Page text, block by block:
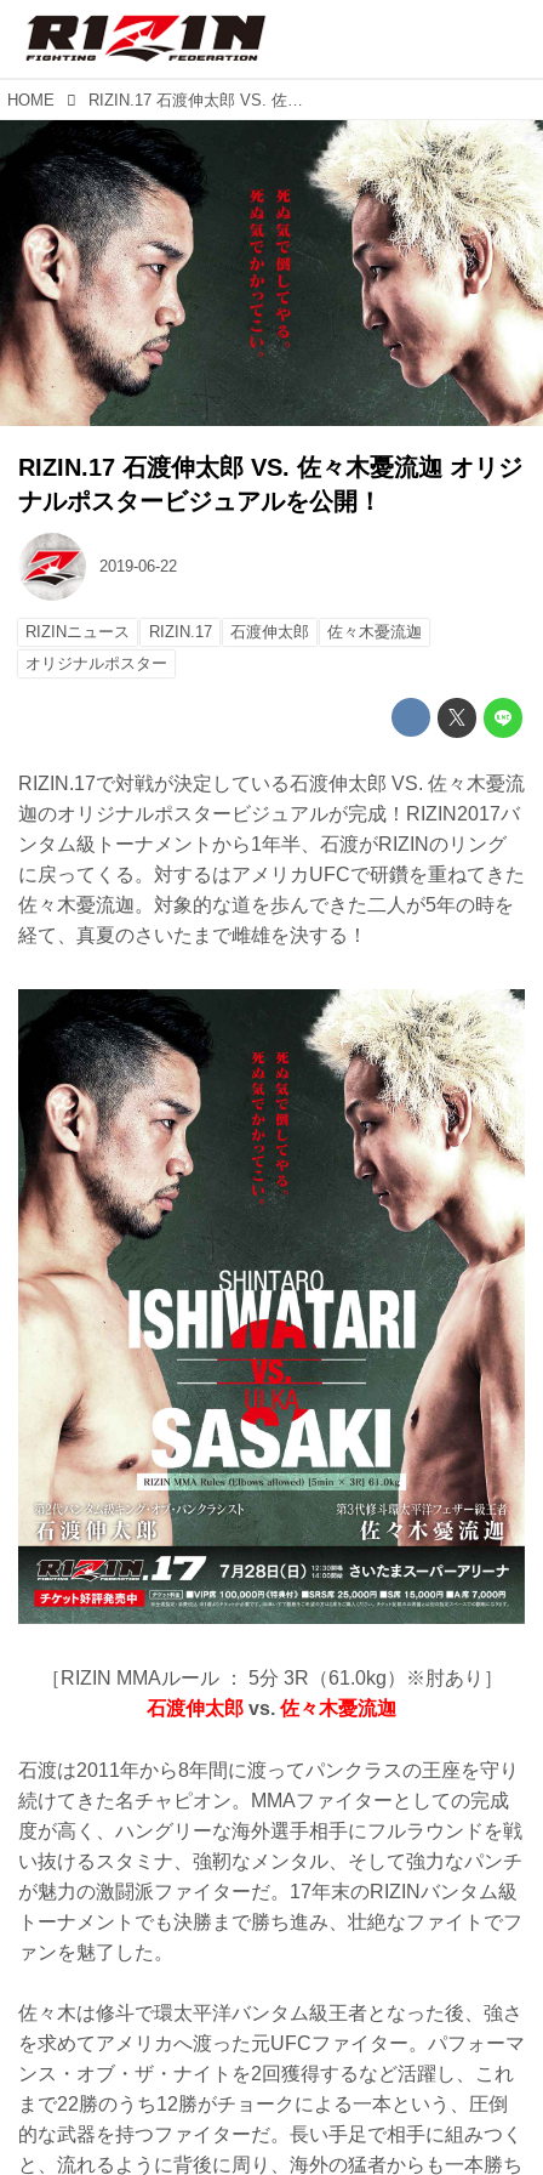
HOME RIZIN.17 石渡伸太郎 VS. 佐々木憂流迦 オリジナルポスタービジュアルを公開！
RIZIN.17 石渡伸太郎 VS. 佐々木憂流迦 オリジ
ナルポスタービジュアルを公開！
2019-06-22
RIZINニュース RIZIN.17 石渡伸太郎
佐々木憂流迦
オリジナルポスター
RIZIN.17で対戦が決定している石渡伸太郎 VS. 佐々木憂流
迦のオリジナルポスタービジュアルが完成！RIZIN2017バ
ンタム級トーナメントから1年半、石渡がRIZINのリング
に戻ってくる。対するはアメリカUFCで研鑽を重ねてきた
佐々木憂流迦。対象的な道を歩んできた二人が5年の時を
経て、真夏のさいたまで雌雄を決する！
［RIZIN MMAルール ： 5分 3R（61.0kg）※肘あり］
石渡伸太郎 vs. 佐々木憂流迦
石渡は2011年から8年間に渡ってパンクラスの王座を守り
続けてきた名チャピオン。MMAファイターとしての完成
度が高く、ハングリーな海外選手相手にフルラウンドを戦
い抜けるスタミナ、強靭なメンタル、そして強力なパンチ
が魅力の激闘派ファイターだ。17年末のRIZINバンタム級
トーナメントでも決勝まで勝ち進み、壮絶なファイトでフ
ァンを魅了した。
佐々木は修斗で環太平洋バンタム級王者となった後、強さ
を求めてアメリカへ渡った元UFCファイター。パフォーマ
ンス・オブ・ザ・ナイトを2回獲得するなど活躍し、これ
まで22勝のうち12勝がチョークによる一本という、圧倒
的な武器を持つファイターだ。長い手足で相手に組みつく
と、流れるように背後に周り、海外の猛者からも一本勝ち